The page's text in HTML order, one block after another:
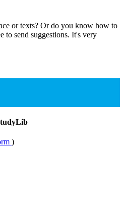
or texts? Or do you know how to
to send suggestions. It's very
)